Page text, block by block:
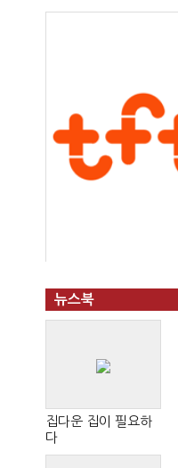
뉴스북
집다운 집이 필요하
다